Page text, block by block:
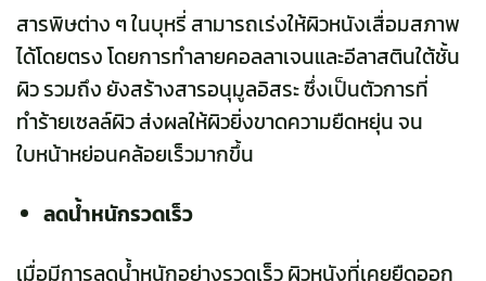
สารพิษต่าง ๆ ในบุหรี่ สามารถเร่งให้ผิวหนังเสื่อมสภาพ
ได้โดยตรง โดยการทำลายคอลลาเจนและอีลาสตินใต้ชั้น
ผิว รวมถึง ยังสร้างสารอนุมูลอิสระ ซึ่งเป็นตัวการที่
ทำร้ายเซลล์ผิว ส่งผลให้ผิวยิ่งขาดความยืดหยุ่น จน
ใบหน้าหย่อนคล้อยเร็วมากขึ้น
ลดน้ำหนักรวดเร็ว
เมื่อมีการลดน้ำหนักอย่างรวดเร็ว ผิวหนังที่เคยยืดออก